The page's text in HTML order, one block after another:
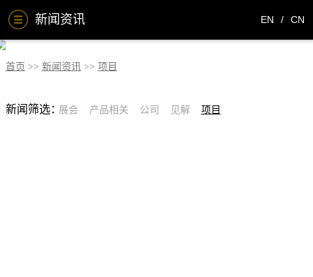
新闻资讯 EN / CN
首页 新闻资讯 项目
新闻筛选：展会 产品相关 公司 见解 项目